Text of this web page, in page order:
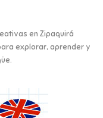
en Zipaquirá
explorar, aprender y